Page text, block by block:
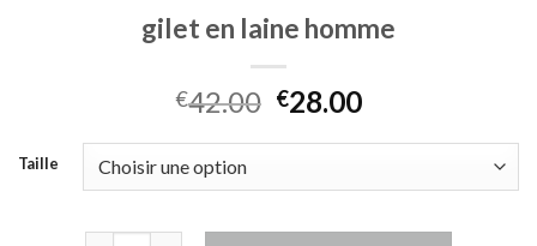
gilet en laine homme
€42.00 €28.00
Taille